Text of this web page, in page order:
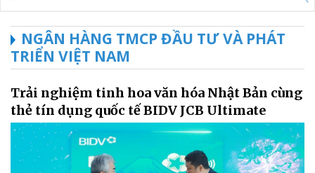
NGÂN HÀNG TMCP ĐẦU TƯ VÀ PHÁT
TRIỂN VIỆT NAM
Trải nghiệm tinh hoa văn hóa Nhật Bản cùng
thẻ tín dụng quốc tế BIDV JCB Ultimate